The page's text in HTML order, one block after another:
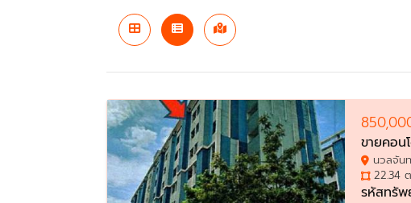
ขายคอน
นวลจัน
22.34 ต
รหัสทรัพ